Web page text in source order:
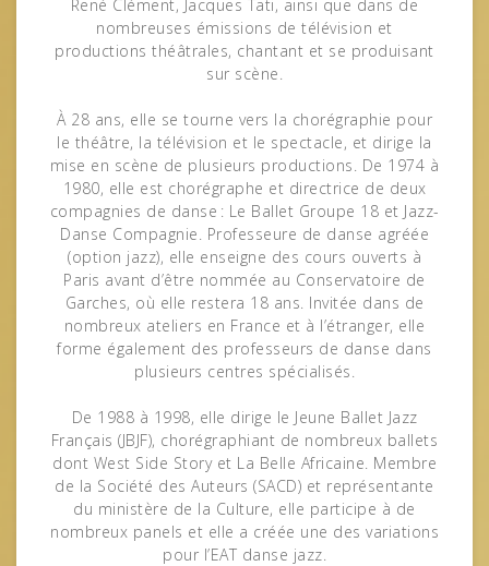
René Clément, Jacques Tati, ainsi que dans de
nombreuses émissions de télévision et
productions théâtrales, chantant et se produisant
sur scène.
À 28 ans, elle se tourne vers la chorégraphie pour
le théâtre, la télévision et le spectacle, et dirige la
mise en scène de plusieurs productions. De 1974 à
1980, elle est chorégraphe et directrice de deux
compagnies de danse : Le Ballet Groupe 18 et Jazz-
Danse Compagnie. Professeure de danse agréée
(option jazz), elle enseigne des cours ouverts à
Paris avant d’être nommée au Conservatoire de
Garches, où elle restera 18 ans. Invitée dans de
nombreux ateliers en France et à l’étranger, elle
forme également des professeurs de danse dans
plusieurs centres spécialisés.
De 1988 à 1998, elle dirige le Jeune Ballet Jazz
Français (JBJF), chorégraphiant de nombreux ballets
dont West Side Story et La Belle Africaine. Membre
de la Société des Auteurs (SACD) et représentante
du ministère de la Culture, elle participe à de
nombreux panels et elle a créée une des variations
pour l’EAT danse jazz.